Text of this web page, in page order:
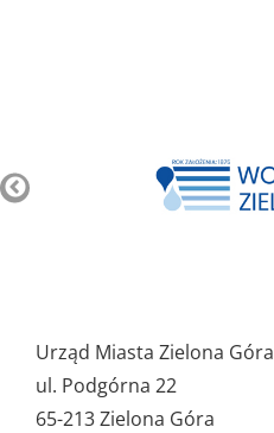
ważne
dane
Urząd Miasta Zielona Góra
ul. Podgórna 22
65-213 Zielona Góra